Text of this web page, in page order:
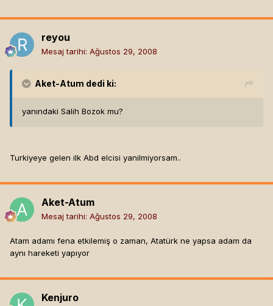
reyou
Mesaj tarihi: Ağustos 29, 2008
Aket-Atum dedi ki:
yanındaki Salih Bozok mu?
Turkiyeye gelen ilk Abd elcisi yanilmiyorsam..
Aket-Atum
Mesaj tarihi: Ağustos 29, 2008
Atam adamı fena etkilemiş o zaman, Atatürk ne yapsa adam da
aynı hareketi yapıyor
Kenjuro